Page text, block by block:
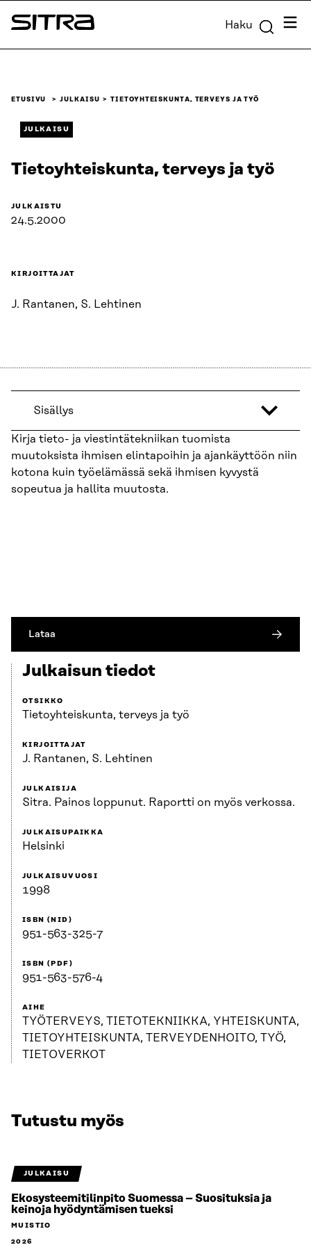
Siirry
suoraan
Sitra Haku
ETUSIVU JULKAISU TIETOYHTEISKUNTA, TERVEYS JA TYÖ
JULKAISU
Tietoyhteiskunta, terveys ja työ
JULKAISTU
24.5.2000
KIRJOITTAJAT
J. Rantanen, S. Lehtinen
Sisällys
Kirja tieto- ja viestintätekniikan tuomista
muutoksista ihmisen elintapoihin ja ajankäyttöön niin
kotona kuin työelämässä sekä ihmisen kyvystä
sopeutua ja hallita muutosta.
Lataa
Julkaisun tiedot
OTSIKKO
Tietoyhteiskunta, terveys ja työ
KIRJOITTAJAT
J. Rantanen, S. Lehtinen
JULKAISIJA
Sitra. Painos loppunut. Raportti on myös verkossa.
JULKAISUPAIKKA
Helsinki
JULKAISUVUOSI
1998
ISBN (NID)
951-563-325-7
ISBN (PDF)
951-563-576-4
AIHE
TYÖTERVEYS, TIETOTEKNIIKKA, YHTEISKUNTA,
TIETOYHTEISKUNTA, TERVEYDENHOITO, TYÖ,
TIETOVERKOT
Tutustu myös
JULKAISU
Ekosysteemitilinpito Suomessa – Suosituksia ja
keinoja hyödyntämisen tueksi
MUISTIO
2026